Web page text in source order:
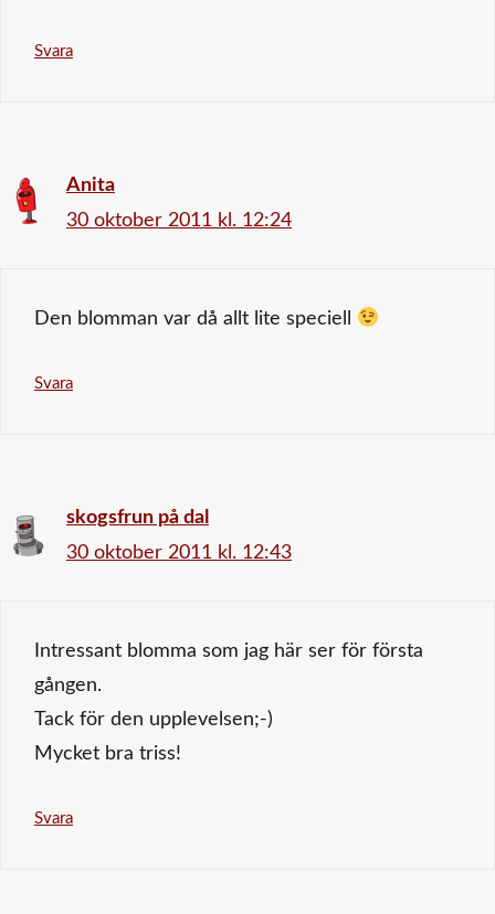
Svara
Anita
30 oktober 2011 kl. 12:24
Den blomman var då allt lite speciell
Svara
skogsfrun på dal
30 oktober 2011 kl. 12:43
Intressant blomma som jag här ser för första
gången.
Tack för den upplevelsen;-)
Mycket bra triss!
Svara